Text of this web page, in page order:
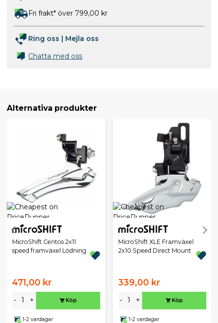
Fri frakt* över 799,00 kr
Ring oss | Mejla oss
Chatta med oss
Alternativa produkter
MicroShift Centos 2x11
speed framväxel Lödning
471,00 kr
- + Köp
1-2 vardagar
MicroShift XLE Framväxel
2x10 Speed Direct Mount
339,00 kr
- + Köp
1-2 vardagar